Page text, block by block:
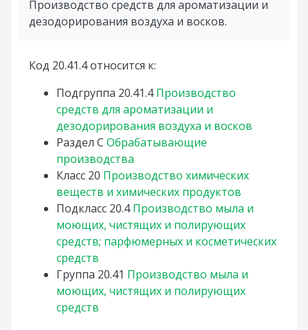
Производство средств для ароматизации и
дезодорирования воздуха и восков.
Код 20.41.4 относится к:
Подгруппа 20.41.4 Производство
средств для ароматизации и
дезодорирования воздуха и восков
Раздел C Обрабатывающие
производства
Класс 20 Производство химических
веществ и химических продуктов
Подкласс 20.4 Производство мыла и
моющих, чистящих и полирующих
средств; парфюмерных и косметических
средств
Группа 20.41 Производство мыла и
моющих, чистящих и полирующих
средств